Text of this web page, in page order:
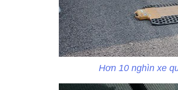
Hơn 10 nghìn xe